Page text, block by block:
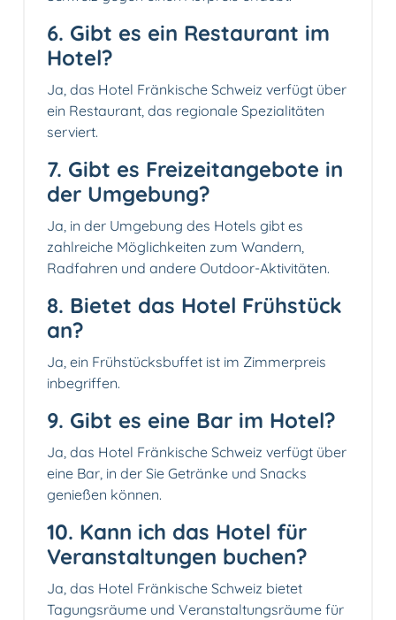
6. Gibt es ein Restaurant im
Hotel?
Ja, das Hotel Fränkische Schweiz verfügt über
ein Restaurant, das regionale Spezialitäten
serviert.
7. Gibt es Freizeitangebote in
der Umgebung?
Ja, in der Umgebung des Hotels gibt es
zahlreiche Möglichkeiten zum Wandern,
Radfahren und andere Outdoor-Aktivitäten.
8. Bietet das Hotel Frühstück
an?
Ja, ein Frühstücksbuffet ist im Zimmerpreis
inbegriffen.
9. Gibt es eine Bar im Hotel?
Ja, das Hotel Fränkische Schweiz verfügt über
eine Bar, in der Sie Getränke und Snacks
genießen können.
10. Kann ich das Hotel für
Veranstaltungen buchen?
Ja, das Hotel Fränkische Schweiz bietet
Tagungsräume und Veranstaltungsräume für